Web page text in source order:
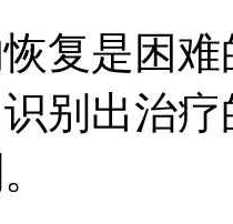
复是困
别出治